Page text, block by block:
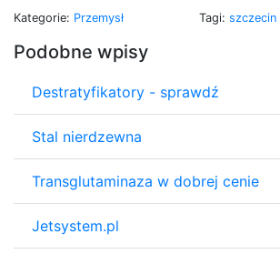
Kategorie: Przemysł Tagi: szczecin
Podobne wpisy
Destratyfikatory - sprawdź
Stal nierdzewna
Transglutaminaza w dobrej cenie
Jetsystem.pl